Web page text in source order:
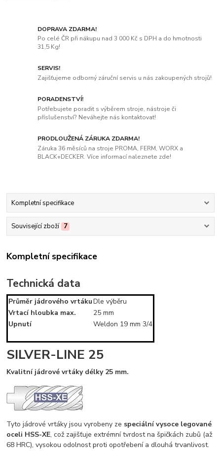
DOPRAVA ZDARMA!
Po celé ČR při nákupu nad 3 000 Kč s DPH a do hmotnosti
31,5 Kg!
SERVIS!
Zajišťujeme odborný záruční servis u nás zakoupených strojů!
PORADENSTVÍ!
Potřebujete poradit s výběrem stroje, nástroje či
příslušenství? Neváhejte nás kontaktovat!
PRODLOUŽENÁ ZÁRUKA ZDARMA!
Záruka 36 měsíců na stroje PROMA, FERM, WORX a
BLACK+DECKER. Více informací naleznete zde!
Kompletní specifikace
Související zboží 7
Kompletní specifikace
Technická data
Průměr jádrového vrtákuDle výběru
Vrtací hloubka max.
25 mm
Upnutí
Weldon 19 mm 3/4
SILVER-LINE 25
Kvalitní jádrové vrtáky délky 25 mm.
Tyto jádrové vrtáky jsou vyrobeny ze speciální vysoce legované
oceli HSS-XE, což zajišťuje extrémní tvrdost na špičkách zubů (až
68 HRC), vysokou odolnost proti opotřebení a dlouhá trvanlivost.